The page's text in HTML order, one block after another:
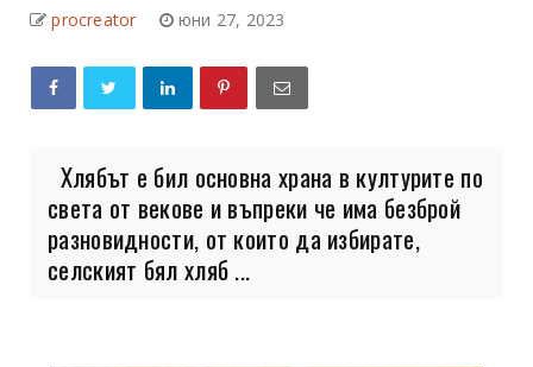
procreator юни 27, 2023
Хлябът е бил основна храна в културите по
света от векове и въпреки че има безброй
разновидности, от които да избирате,
селският бял хляб ...